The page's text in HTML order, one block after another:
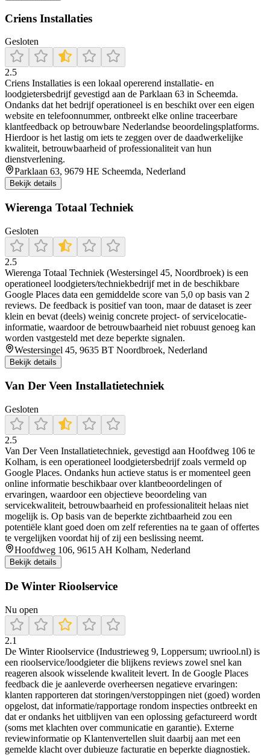
Criens Installaties
Gesloten
2.5
Criens Installaties is een lokaal opererend installatie- en
loodgietersbedrijf gevestigd aan de Parklaan 63 in Scheemda.
Ondanks dat het bedrijf operationeel is en beschikt over een eigen
website en telefoonnummer, ontbreekt elke online traceerbare
klantfeedback op betrouwbare Nederlandse beoordelingsplatforms.
Hierdoor is het lastig om iets te zeggen over de daadwerkelijke
kwaliteit, betrouwbaarheid of professionaliteit van hun
dienstverlening.
Parklaan 63, 9679 HE Scheemda, Nederland
Bekijk details
Wierenga Totaal Techniek
Gesloten
2.5
Wierenga Totaal Techniek (Westersingel 45, Noordbroek) is een
operationeel loodgieters/techniekbedrijf met in de beschikbare
Google Places data een gemiddelde score van 5,0 op basis van 2
reviews. De feedback is positief van toon, maar de dataset is zeer
klein en bevat (deels) weinig concrete project- of servicelocatie-
informatie, waardoor de betrouwbaarheid niet robuust genoeg kan
worden vastgesteld met deze beperkte signalen.
Westersingel 45, 9635 BT Noordbroek, Nederland
Bekijk details
Van Der Veen Installatietechniek
Gesloten
2.5
Van Der Veen Installatietechniek, gevestigd aan Hoofdweg 106 te
Kolham, is een operationeel loodgietersbedrijf zoals vermeld op
Google Places. Ondanks hun actieve status is er momenteel geen
online informatie beschikbaar over klantbeoordelingen of
ervaringen, waardoor een objectieve beoordeling van
servicekwaliteit, betrouwbaarheid en professionaliteit helaas niet
mogelijk is. Op basis van de beperkte zichtbaarheid zou een
potentiële klant goed doen om zelf referenties na te gaan of offertes
te vergelijken voordat hij of zij een beslissing neemt.
Hoofdweg 106, 9615 AH Kolham, Nederland
Bekijk details
De Winter Rioolservice
Nu open
2.1
De Winter Rioolservice (Industrieweg 9, Loppersum; uwriool.nl) is
een rioolservice/loodgieter die blijkens reviews zowel snel kan
reageren alsook wisselende kwaliteit levert. In de Google Places
feedback die je aanleverde overheersen negatieve ervaringen:
klanten rapporteren dat storingen/verstoppingen niet (goed) worden
opgelost, dat informatie/rapportage rondom inspecties ontbreekt en
dat er ondanks het uitblijven van een oplossing gefactureerd wordt
(soms met klachten over communicatie en garantie). Externe
reviewinformatie op Klantenvertellen sluit daarbij aan met een
gemelde klacht over dubieuze facturatie en beperkte diagnostiek.